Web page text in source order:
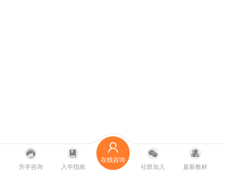
升学咨询 入学指南
在线咨询
社群加入
最新教材